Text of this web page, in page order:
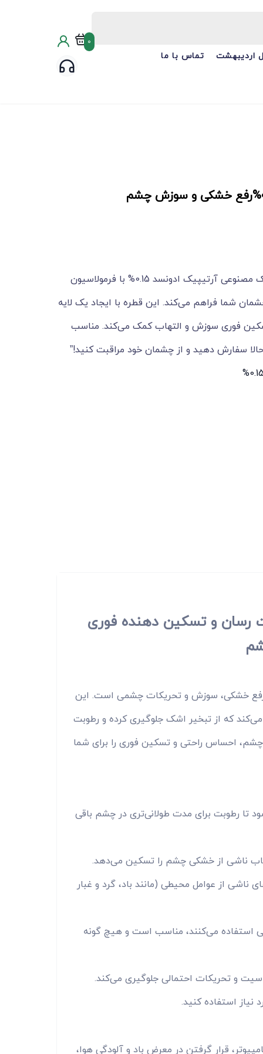
اردیبهشت تماس با ما
0
از خشکی و سوزش چشم خسته شده‌اید؟ اشک مصنوعی آرتیپیک ادونسد 0.15% با فرمولاسیون
شما فراهم می‌کند. این قطره با ایجاد یک لایه
فوری سوزش و التهاب کمک می‌کند. مناسب
سفارش دهید و از چشمان خود مراقبت کنید!”
ادونسد 0.15% - رطوبت رسان و تسکین دهنده فوری
و موثر برای رفع خشکی، سوزش و تحریکات چشمی است. این
که از تبخیر اشک جلوگیری کرده و رطوبت
احساس راحتی و تسکین فوری را برای شما
تا رطوبت برای مدت طولانی‌تری در چشم باقی
ناشی از خشکی چشم را تسکین می‌دهد.
از عوامل محیطی (مانند باد، گرد و غبار
استفاده می‌کنند، مناسب است و هیچ گونه
و تحریکات احتمالی جلوگیری می‌کند.
نیاز استفاده کنید.
قرار گرفتن در معرض باد و آلودگی هوا،